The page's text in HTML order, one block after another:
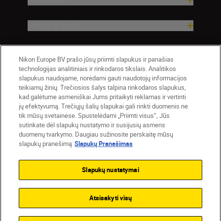
Lietuva Nikon Sites
Contact Us Privacy Notice
Terms of Use
Cookie Settings
Nikon Europe BV prašo jūsų priimti slapukus ir panašias
technologijas analitiniais ir rinkodaros tikslais. Analitikos
slapukus naudojame, norėdami gauti naudotojų informacijos
teikiamų žinių. Trečiosios šalys talpina rinkodaros slapukus,
kad galėtume asmeniškai Jums pritaikyti reklamas ir vertinti
jų efektyvumą. Trečiųjų šalių slapukai gali rinkti duomenis ne
tik mūsų svetainėse. Spustelėdami „Priimti visus“, Jūs
sutinkate dėl slapukų nustatymo ir susijusių asmens
duomenų tvarkymo. Daugiau sužinosite perskaitę mūsų
slapukų pranešimą Slapukų Pranešimas
Slapukų nustatymai
Atsisakyti visų